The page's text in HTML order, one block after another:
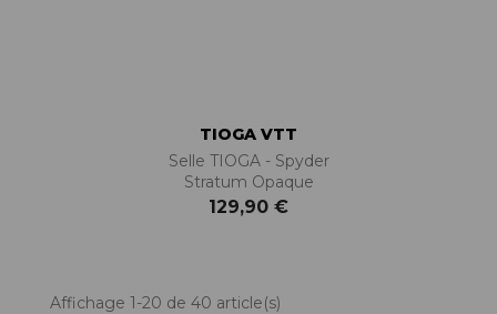
TIOGA VTT
Selle TIOGA - Spyder
Stratum Opaque
129,90 €
Affichage 1-20 de 40 article(s)